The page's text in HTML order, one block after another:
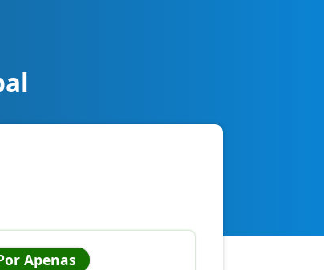
Apenas